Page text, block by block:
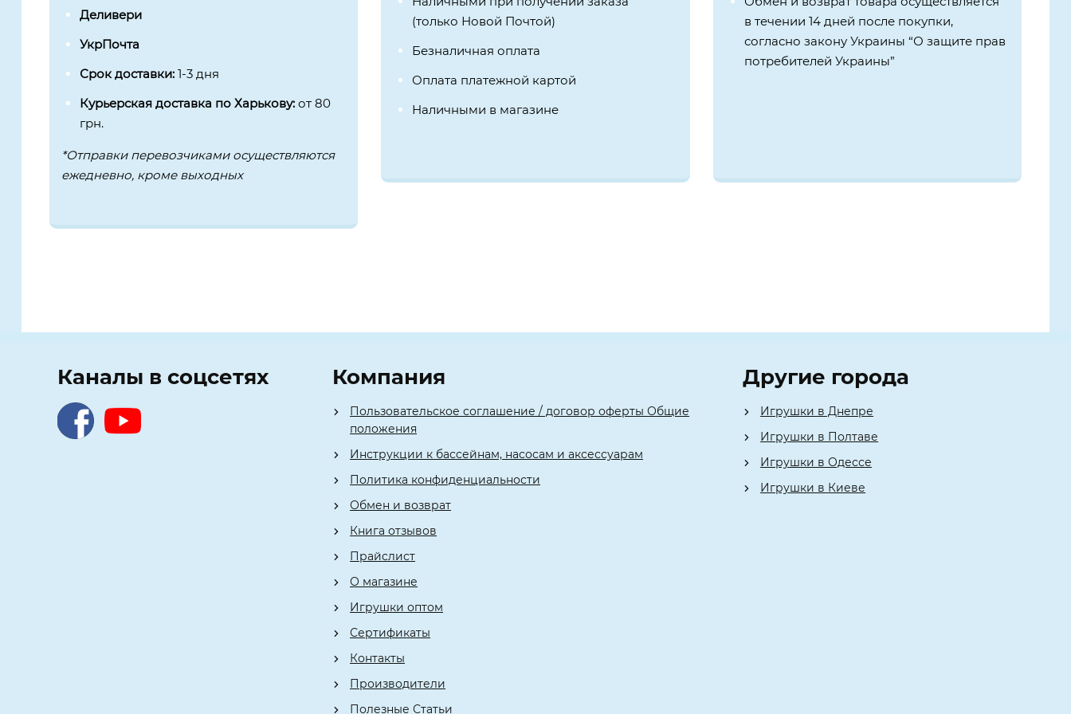
Деливери
УкрПочта
Срок доставки:1-3 дня
Курьерская доставка по Харькову:от 80
грн.
*Отправки перевозчиками осуществляются
ежедневно, кроме выходных
(только Новой Почтой)
Безналичная оплата
Оплата платежной картой
Наличными в магазине
в течении 14 дней после покупки,
согласно закону Украины “О защите прав
потребителей Украины”
Каналы в соцсетях Компания
Пользовательское соглашение / договор оферты Общие
положения
Инструкции к бассейнам, насосам и аксессуарам
Политика конфиденциальности
Обмен и возврат
Книга отзывов
Прайслист
О магазине
Игрушки оптом
Сертификаты
Контакты
Производители
Полезные Статьи
Другие города
Игрушки в Днепре
Игрушки в Полтаве
Игрушки в Одессе
Игрушки в Киеве